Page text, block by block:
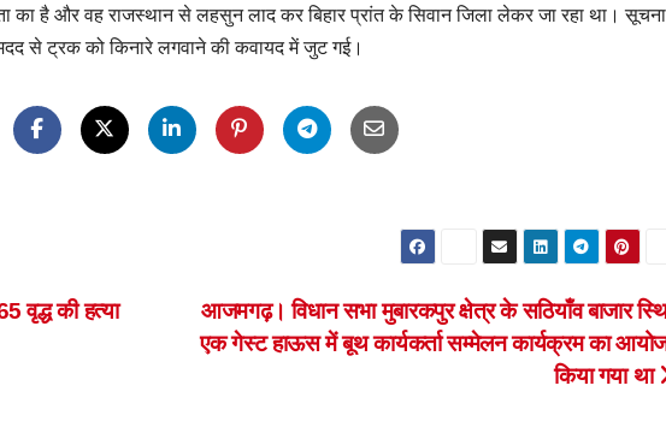
का है और वह राजस्थान से लहसुन लाद कर बिहार प्रांत के सिवान जिला लेकर जा रहा था। सूचना
से ट्रक को किनारे लगवाने की कवायद में जुट गई।
आजमगढ़। विधान सभा मुबारकपुर क्षेत्र के सठियाँव बाजार
एक गेस्ट हाऊस में बूथ कार्यकर्ता सम्मेलन कार्यक्रम का
किया गया था
वृद्ध की हत्या